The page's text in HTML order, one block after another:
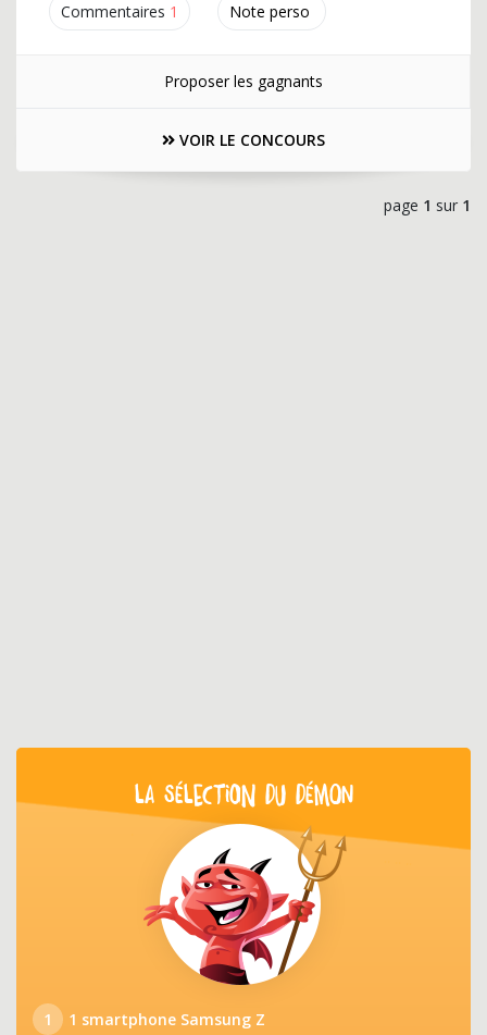
Commentaires 1 Note perso
Proposer les gagnants
VOIR LE CONCOURS
page 1 sur 1
LA SÉLECTION DU DÉMON
1 1 smartphone Samsung Z